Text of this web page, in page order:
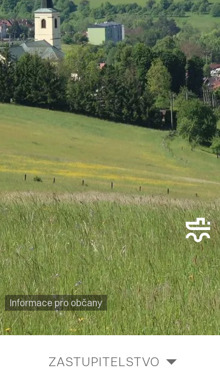
Informace pro občany
ZASTUPITELSTVO